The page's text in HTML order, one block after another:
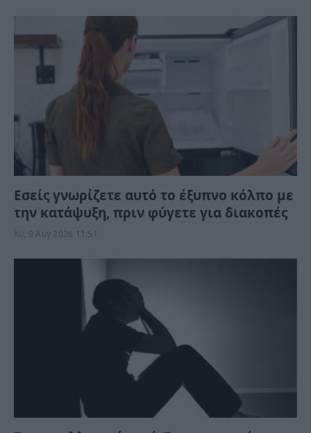
Εσείς γνωρίζετε αυτό το έξυπνο κόλπο με
την κατάψυξη, πριν φύγετε για διακοπές
Κυ, 9 Αυγ 2026 11:51